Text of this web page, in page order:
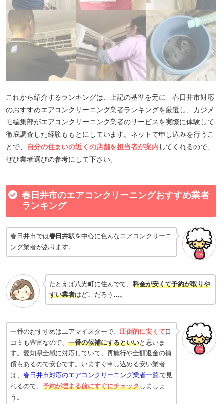
これから紹介するランキングは、上記の基準を元に、春日井市対応
のおすすめエアコンクリーニング業者ランキングを厳選し、カジメ
モ編集部がエアコンクリーニング業者のサービスを実際に体験して
徹底調査した経験ももとにしています。ネットで申し込みを行うこ
とで、
自分の住まいの近くの店舗を担当者が案内 してくれるので、
ぜひ業者選びの参考にして下さい。
春日井市のエアコンクリーニングおすすめ業者
ランキング
春日井市では春日井駅を中心に色んなエアコンクリーニ
ング業者があります。
たとえば八光町に住んでて、 料金が安くて予約が取りや
すい業者はどこだろう…。
一番のおすすめはユアマイスターで、 圧倒的に安くて口
コミも豊富なので、 一番の候補にするといいと思いま
す。愛知県全域に対応していて、再施行や全額返金の補
償もあるので安心です。いますぐ申し込める安い業者
は、 春日井市対応のエアコンクリーニング業者一覧 で見
れるので、 予約が埋まる前にすぐにチェックしましょ
う。